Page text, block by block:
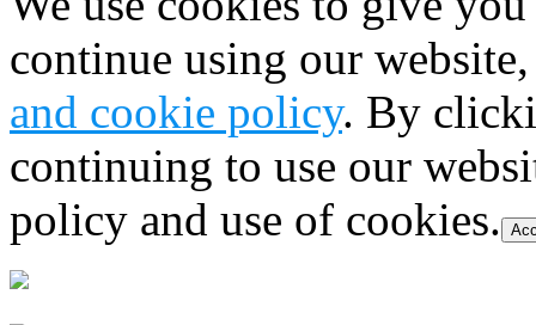
continue using our
and cookie policy. By
continuing to use our
policy and use of cookies.